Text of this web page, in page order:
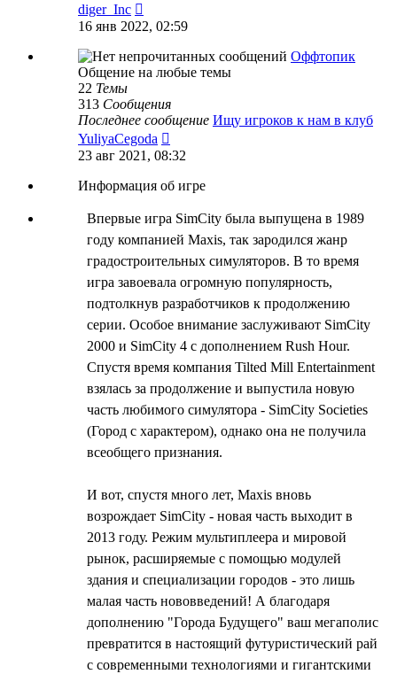
diger_Inc
к
сообщению
16 янв 2022, 02:59
Оффтопик
Общение на любые темы
22 Темы
313 Сообщения
Последнее сообщение Ищу игроков к нам в клуб
YuliyaCegoda
к
сообщению
23 авг 2021, 08:32
Информация об игре
Впервые игра SimCity была выпущена в 1989
году компанией Maxis, так зародился жанр
градостроительных симуляторов. В то время
игра завоевала огромную популярность,
подтолкнув разработчиков к продолжению
серии. Особое внимание заслуживают SimCity
2000 и SimCity 4 с дополнением Rush Hour.
Спустя время компания Tilted Mill Entertainment
взялась за продолжение и выпустила новую
часть любимого симулятора - SimCity Societies
(Город с характером), однако она не получила
всеобщего признания.
И вот, спустя много лет, Maxis вновь
возрождает SimCity - новая часть выходит в
2013 году. Режим мультиплеера и мировой
рынок, расширяемые с помощью модулей
здания и специализации городов - это лишь
малая часть нововведений! А благодаря
дополнению "Города Будущего" ваш мегаполис
превратится в настоящий футуристический рай
с современными технологиями и гигантскими